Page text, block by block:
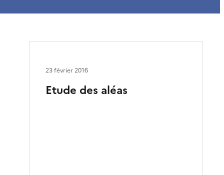
Etude des aléas
23 février 2016